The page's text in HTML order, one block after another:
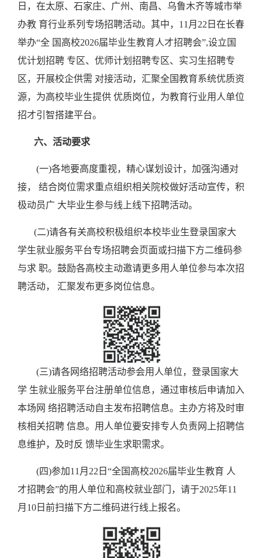
日，在太原、石家庄、广州、南昌、乌鲁木齐等城市举
办教 育行业系列专场招聘活动。其中，11月22日在长春
举办“全 国高校2026届毕业生教育人才招聘会”,设立国
优计划招聘 专区、优师计划招聘专区、实习生招聘专
区，开展校企供需 对接活动，汇聚全国教育系统优质资
源，为高校毕业生提供 优质岗位，为教育行业用人单位
招才引智搭建平台。
六、活动要求
(一)各地要高度重视，精心谋划设计，加强沟通对
接， 结合岗位需求重点组织相关院校做好活动宣传，积
极动员广 大毕业生参与线上线下招聘活动。
(二)请各有关高校积极组织本校毕业生登录国家大
学生就业服务平台专场招聘会页面或扫描下方二维码参
与求 职。鼓励各高校主动邀请更多用人单位参与本次招
聘活动，
汇聚发布更多岗位信息。
(三)请各网络招聘活动参会用人单位，登录国家大
学 生就业服务平台注册单位信息，通过审核后申请加入
本场网 络招聘活动自主发布招聘信息。主办方将及时审
核相关招聘 信息。用人单位要安排专人负责网上招聘信
息维护，及时反 馈毕业生求职需求。
(四)参加11月22日“全国高校2026届毕业生教育 人
才招聘会”的用人单位和高校就业部门，请于2025年11
月10日前扫描下方二维码进行线上报名。